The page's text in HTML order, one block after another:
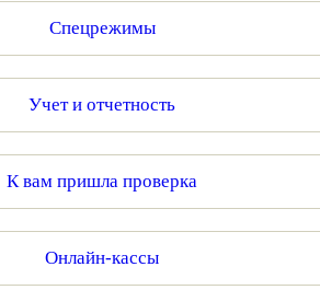
Спецрежимы
Учет и отчетность
К вам пришла проверка
Онлайн-кассы